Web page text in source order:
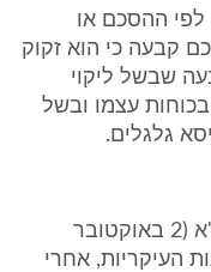
בניידות לפי ההסכם או
קבעה כי הוא זקוק
שבשל ליקוי
עצמו ובשל
גלגלים.
בתקופה שעד יום ג' בתשרי התשס"א (2 באוקטובר
בתקנה 12 לתקנות העיקריות, אחרי